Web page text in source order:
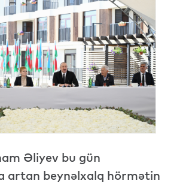
Əliyev bu gün
artan beynəlxalq hörmətin